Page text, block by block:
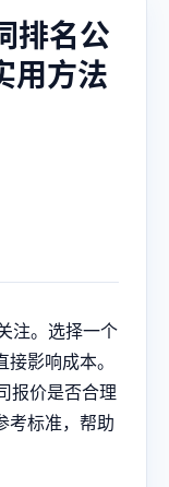
排名公
用方法
注。选择一个
影响成本。
报价是否合理
考标准，帮助